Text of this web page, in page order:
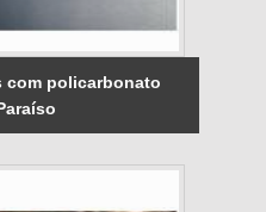
com policarbonato